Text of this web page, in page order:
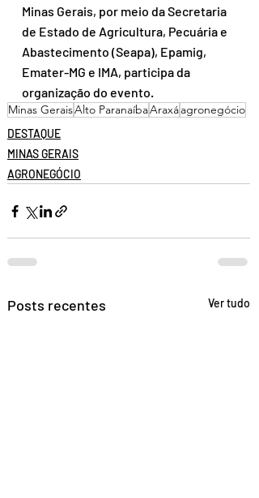
Minas Gerais, por meio da Secretaria
de Estado de Agricultura, Pecuária e
Abastecimento (Seapa), Epamig,
Emater-MG e IMA, participa da
organização do evento.
Minas GeraisAlto ParanaíbaAraxáagronegócio
DESTAQUE
MINAS GERAIS
AGRONEGÓCIO
Posts recentes Ver tudo